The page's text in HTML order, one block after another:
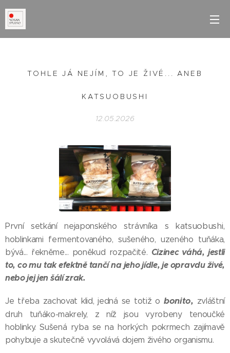
TOHLE JÁ NEJÍM, TO JE ŽIVÉ... ANEB
KATSUOBUSHI
12.05.2026
První setkání nejaponského strávníka s katsuobushi,
hoblinkami fermentovaného, sušeného, uzeného tuňáka,
bývá... řekněme... poněkud rozpačité. Cizinec váhá, jestli
to, co mu tak efektně tančí na jeho jídle, je opravdu živé,
nebo jej jen šálí zrak.
Je třeba zachovat klid, jedná se totiž o bonito, zvláštní
druh tuňáko-makrely, z níž jsou vyrobeny tenoučké
hoblinky. Sušená ryba se na horkých pokrmech zajímavě
pohybuje a skutečně vyvolává dojem živého organismu.